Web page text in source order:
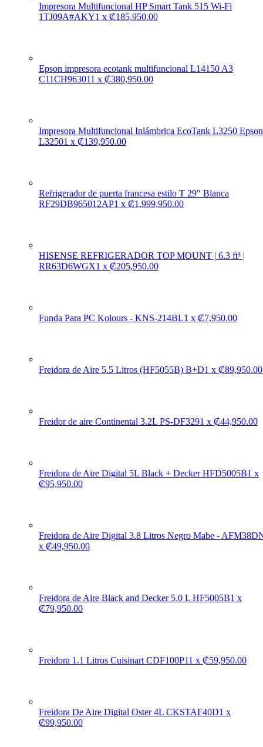
Impresora Multifuncional HP Smart Tank 515 Wi-Fi
1TJ09A#AKY1 x ₡185,950.00
Epson impresora ecotank multifuncional L14150 A3
C11CH963011 x ₡380,950.00
Impresora Multifuncional Inlámbrica EcoTank L3250 Epson
L32501 x ₡139,950.00
Refrigerador de puerta francesa estilo T 29" Blanca
RF29DB965012AP1 x ₡1,999,950.00
HISENSE REFRIGERADOR TOP MOUNT | 6.3 ft³ |
RR63D6WGX1 x ₡205,950.00
Funda Para PC Kolours - KNS-214BL1 x ₡7,950.00
Freidora de Aire 5.5 Litros (HF5055B) B+D1 x ₡89,950.00
Freidor de aire Continental 3.2L PS-DF3291 x ₡44,950.00
Freidora de Aire Digital 5L Black + Decker HFD5005B1 x
₡95,950.00
Freidora de Aire Digital 3.8 Litros Negro Mabe -
x ₡49,950.00
Freidora de Aire Black and Decker 5.0 L HF5005B1 x
₡79,950.00
Freidora 1.1 Litros Cuisinart CDF100P11 x ₡59,950.00
Freidora De Aire Digital Oster 4L CKSTAF40D1 x
₡99,950.00